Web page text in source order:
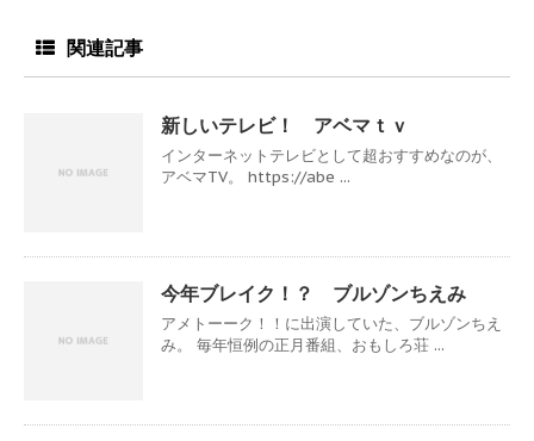
関連記事
新しいテレビ！ アベマｔｖ
インターネットテレビとして超おすすめなのが、
アベマTV。 https://abe ...
今年ブレイク！？ ブルゾンちえみ
アメトーーク！！に出演していた、ブルゾンちえ
み。 毎年恒例の正月番組、おもしろ荘 ...